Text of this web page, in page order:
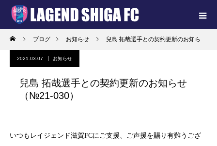
ブログ お知らせ 兒島 拓哉選手との契約更新のお知らせ（№21-030）
2021.03.07 お知らせ
兒島 拓哉選手との契約更新のお知らせ
（№21-030）
いつもレイジェンド滋賀FCにご支援、ご声援を賜り有難うござ